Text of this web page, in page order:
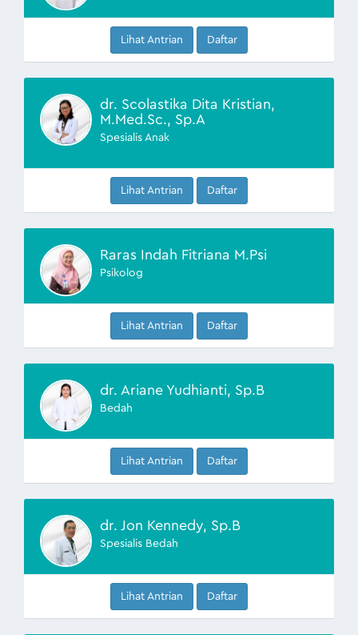
Lihat Antrian Daftar
dr. Scolastika Dita Kristian,
M.Med.Sc., Sp.A
Spesialis Anak
Lihat Antrian Daftar
Raras Indah Fitriana M.Psi
Psikolog
Lihat Antrian Daftar
dr. Ariane Yudhianti, Sp.B
Bedah
Lihat Antrian Daftar
dr. Jon Kennedy, Sp.B
Spesialis Bedah
Lihat Antrian Daftar